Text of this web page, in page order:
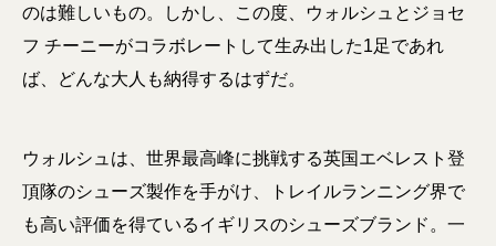
のは難しいもの。しかし、この度、ウォルシュとジョセ
フ チーニーがコラボレートして生み出した1足であれ
ば、どんな大人も納得するはずだ。
ウォルシュは、世界最高峰に挑戦する英国エベレスト登
頂隊のシューズ製作を手がけ、トレイルランニング界で
も高い評価を得ているイギリスのシューズブランド。一